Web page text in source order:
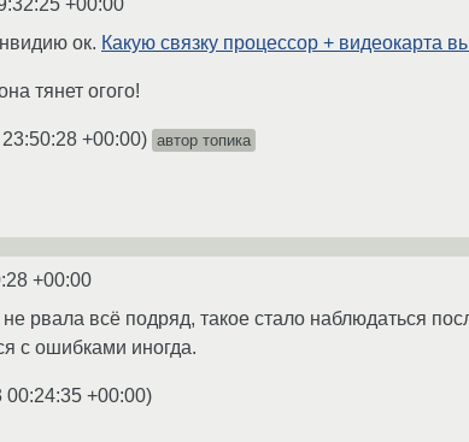
ок. Какую связку процессор + видеокарта
тянет огого!
+00:00) автор топика
+00:00
рвала всё подряд, такое стало наблюдаться
с ошибками иногда.
00:24:35 +00:00)